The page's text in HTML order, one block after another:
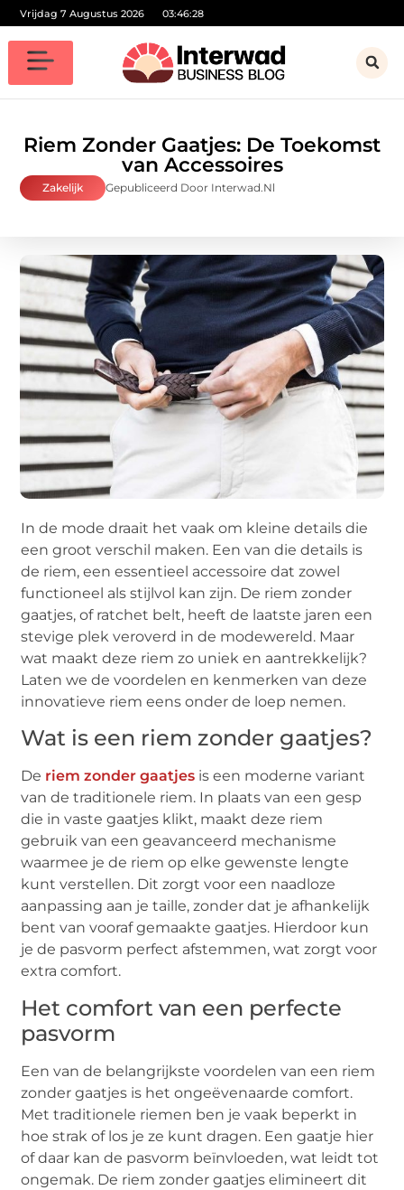
Vrijdag 7 Augustus 2026 03:46:29
Riem Zonder Gaatjes: De Toekomst
van Accessoires
Zakelijk Gepubliceerd Door Interwad.nl
In de mode draait het vaak om kleine details die
een groot verschil maken. Een van die details is
de riem, een essentieel accessoire dat zowel
functioneel als stijlvol kan zijn. De riem zonder
gaatjes, of ratchet belt, heeft de laatste jaren een
stevige plek veroverd in de modewereld. Maar
wat maakt deze riem zo uniek en aantrekkelijk?
Laten we de voordelen en kenmerken van deze
innovatieve riem eens onder de loep nemen.
Wat is een riem zonder gaatjes?
De riem zonder gaatjes is een moderne variant
van de traditionele riem. In plaats van een gesp
die in vaste gaatjes klikt, maakt deze riem
gebruik van een geavanceerd mechanisme
waarmee je de riem op elke gewenste lengte
kunt verstellen. Dit zorgt voor een naadloze
aanpassing aan je taille, zonder dat je afhankelijk
bent van vooraf gemaakte gaatjes. Hierdoor kun
je de pasvorm perfect afstemmen, wat zorgt voor
extra comfort.
Het comfort van een perfecte
pasvorm
Een van de belangrijkste voordelen van een riem
zonder gaatjes is het ongeëvenaarde comfort.
Met traditionele riemen ben je vaak beperkt in
hoe strak of los je ze kunt dragen. Een gaatje hier
of daar kan de pasvorm beïnvloeden, wat leidt tot
ongemak. De riem zonder gaatjes elimineert dit